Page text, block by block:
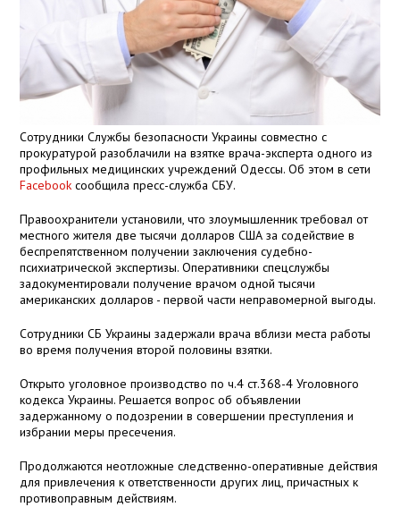
Сотрудники Службы безопасности Украины совместно с
прокуратурой разоблачили на взятке врача-эксперта одного из
профильных медицинских учреждений Одессы. Об этом в сети
Facebook сообщила пресс-служба СБУ.
Правоохранители установили, что злоумышленник требовал от
местного жителя две тысячи долларов США за содействие в
беспрепятственном получении заключения судебно-
психиатрической экспертизы. Оперативники спецслужбы
задокументировали получение врачом одной тысячи
американских долларов - первой части неправомерной выгоды.
Сотрудники СБ Украины задержали врача вблизи места работы
во время получения второй половины взятки.
Открыто уголовное производство по ч.4 ст.368-4 Уголовного
кодекса Украины. Решается вопрос об объявлении
задержанному о подозрении в совершении преступления и
избрании меры пресечения.
Продолжаются неотложные следственно-оперативные действия
для привлечения к ответственности других лиц, причастных к
противоправным действиям.